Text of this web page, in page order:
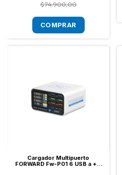
$74.900,00
Cargador Multipuerto
FORWARD Fw-P01 6 USB a + 2